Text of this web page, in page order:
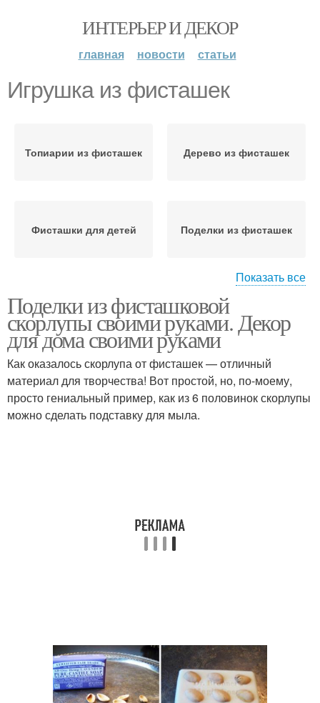
ИНТЕРЬЕР И ДЕКОР
главная новости статьи
Игрушка из фисташек
Топиарии из фисташек Дерево из фисташек
Фисташки для детей Поделки из фисташек
Тарелка из фисташек Цвета из фисташек
Подсвечник из
фисташек
Елочная игрушка
Показать все
Поделки из фисташковой
скорлупы своими руками. Декор
для дома своими руками
Как оказалось скорлупа от фисташек — отличный
материал для творчества! Вот простой, но, по-моему,
просто гениальный пример, как из 6 половинок скорлупы
можно сделать подставку для мыла.